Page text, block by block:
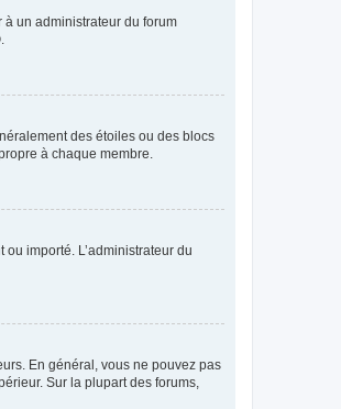
à un administrateur du forum
des étoiles ou des blocs
à chaque membre.
importé. L’administrateur du
En général, vous ne pouvez pas
Sur la plupart des forums,